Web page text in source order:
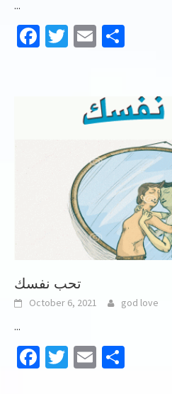
...
Facebook
Twitter
Email
تحب نفسك
October 6, 2021 god love
...
Facebook
Twitter
Email